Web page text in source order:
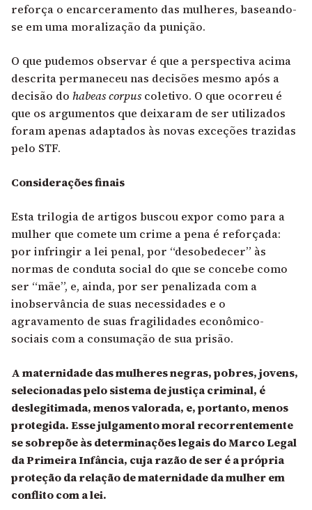
reforça o encarceramento das mulheres, baseando-
se em uma moralização da punição.
O que pudemos observar é que a perspectiva acima
descrita permaneceu nas decisões mesmo após a
decisão do habeas corpuscoletivo. O que ocorreu é
que os argumentos que deixaram de ser utilizados
foram apenas adaptados às novas exceções trazidas
pelo STF.
Considerações finais
Esta trilogia de artigos buscou expor como para a
mulher que comete um crime a pena é reforçada:
por infringir a lei penal, por “desobedecer” às
normas de conduta social do que se concebe como
ser “mãe”, e, ainda, por ser penalizada com a
inobservância de suas necessidades e o
agravamento de suas fragilidades econômico-
sociais com a consumação de sua prisão.
A maternidade das mulheres negras, pobres, jovens,
selecionadas pelo sistema de justiça criminal, é
deslegitimada, menos valorada, e, portanto, menos
protegida. Esse julgamento moral recorrentemente
se sobrepõe às determinações legais do Marco Legal
da Primeira Infância, cuja razão de ser é a própria
proteção da relação de maternidade da mulher em
conflito com a lei.